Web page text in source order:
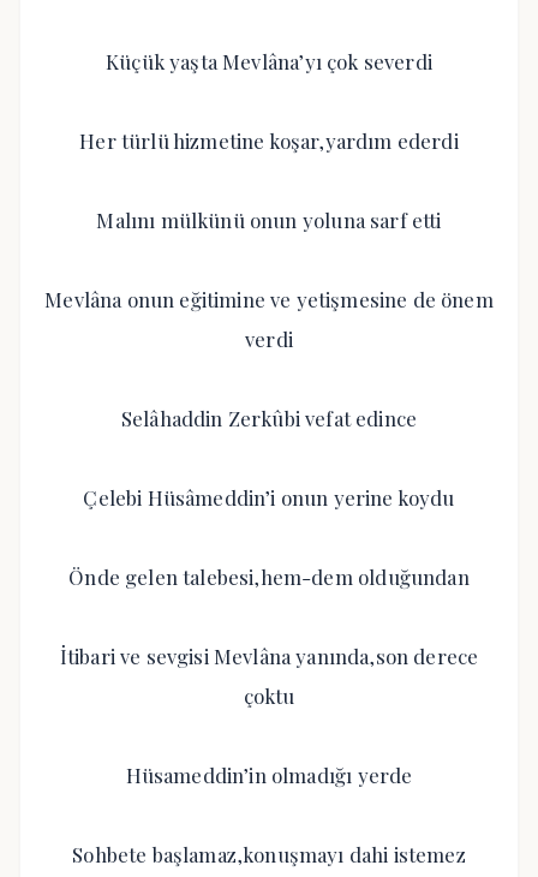
Küçük yaşta Mevlâna’yı çok severdi
Her türlü hizmetine koşar,yardım ederdi
Malını mülkünü onun yoluna sarf etti
Mevlâna onun eğitimine ve yetişmesine de önem
verdi
Selâhaddin Zerkûbi vefat edince
Çelebi Hüsâmeddin’i onun yerine koydu
Önde gelen talebesi,hem-dem olduğundan
İtibari ve sevgisi Mevlâna yanında,son derece
çoktu
Hüsameddin’in olmadığı yerde
Sohbete başlamaz,konuşmayı dahi istemez